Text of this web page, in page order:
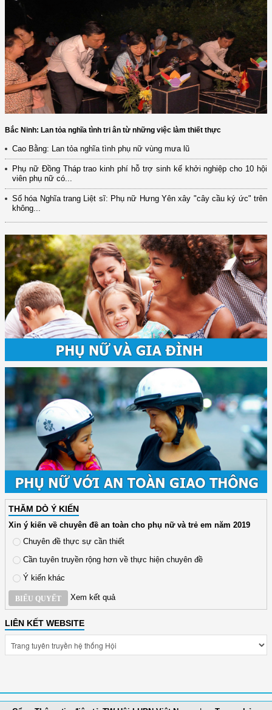
Bắc Ninh: Lan tỏa nghĩa tình tri ân từ những việc làm thiết thực
Cao Bằng: Lan tỏa nghĩa tình phụ nữ vùng mưa lũ
Phụ nữ Đồng Tháp trao kinh phí hỗ trợ sinh kế khởi nghiệp cho 10 hội
viên phụ nữ có...
Số hóa Nghĩa trang Liệt sĩ: Phụ nữ Hưng Yên xây "cây cầu ký ức" trên
không...
THĂM DÒ Ý KIẾN
Xin ý kiến về chuyên đề an toàn cho phụ nữ và trẻ em năm 2019
Chuyên đề thực sự cần thiết
Cần tuyên truyền rộng hơn về thực hiện chuyên đề
Ý kiến khác
BIỂU QUYẾT Xem kết quả
LIÊN KẾT WEBSITE